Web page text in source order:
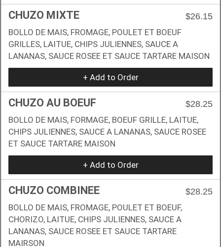
CHUZO MIXTE
$26.15
BOLLO DE MAIS, FROMAGE, POULET ET BOEUF
GRILLES, LAITUE, CHIPS JULIENNES, SAUCE A
LANANAS, SAUCE ROSEE ET SAUCE TARTARE MAISON
+ Add to Order
CHUZO AU BOEUF
$28.25
BOLLO DE MAIS, FORMAGE, BOEUF GRILLE, LAITUE,
CHIPS JULIENNES, SAUCE A LANANAS, SAUCE ROSEE
ET SAUCE TARTARE MAISON
+ Add to Order
CHUZO COMBINEE
$28.25
BOLLO DE MAIS, FROMAGE, POULET ET BOEUF,
CHORIZO, LAITUE, CHIPS JULIENNES, SAUCE A
LANANAS, SAUCE ROSEE ET SAUCE TARTARE
MAIRSON